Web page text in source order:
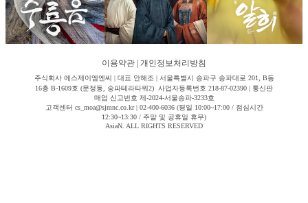
이용약관 개인정보처리방침
주식회사 에스제이엠엔씨 | 대표 안해조 | 서울특별시 송파구 송파대로 201, B동
16층 B-1609호 (문정동, 송파테라타워2) 사업자등록번호 218-87-02390 | 통신판
매업 신고번호 제-2024-서울송파-3233호
고객센터 cs_moa@sjmnc.co.kr | 02-400-6036 (평일 10:00~17:00 / 점심시간
12:30~13:30 / 주말 및 공휴일 휴무)
AsiaN. ALL RIGHTS RESERVED